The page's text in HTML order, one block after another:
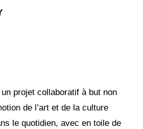
projet collaboratif à but non
de l’art et de la culture
le quotidien, avec en toile de